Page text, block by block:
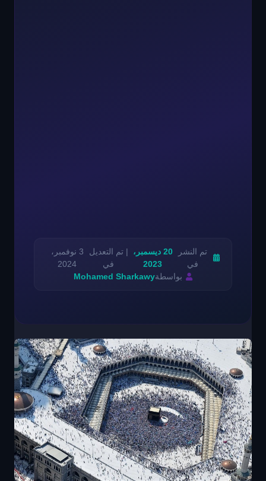
تم النشر
في
20 ديسمبر،
2023
| تم التعديل
في
3 نوفمبر،
2024
بواسطةMohamed Sharkawy